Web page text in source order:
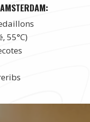
55°C)